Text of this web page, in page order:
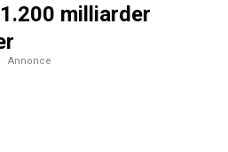
milliarder
Annonce